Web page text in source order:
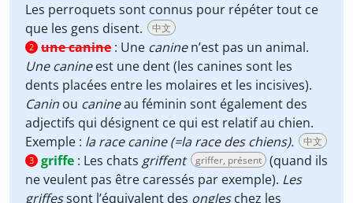
Les perroquets sont connus pour répéter tout ce
que les gens disent.
中文
2 une canine : Une caninen’est pas un animal.
Une canineest une dent (les canines sont les
dents placées entre les molaires et les incisives).
Canin ou canineau féminin sont également des
adjectifs qui désignent ce qui est relatif au chien.
Exemple : la race canine (=la race des chiens). 中文
3 griffe : Les chats griffent griffer, présent (quand ils
ne veulent pas être caressés par exemple). Les
griffessont l’équivalent des ongleschez les